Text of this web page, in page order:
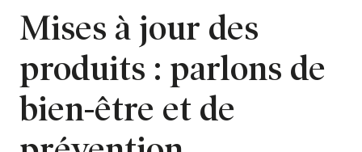
Mises à jour des
produits : parlons de
bien-être et de